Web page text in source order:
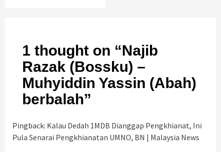
1 thought on “Najib
Razak (Bossku) –
Muhyiddin Yassin (Abah)
berbalah”
Pingback: Kalau Dedah 1MDB Dianggap Pengkhianat, Ini
Pula Senarai Pengkhianatan UMNO, BN | Malaysia News